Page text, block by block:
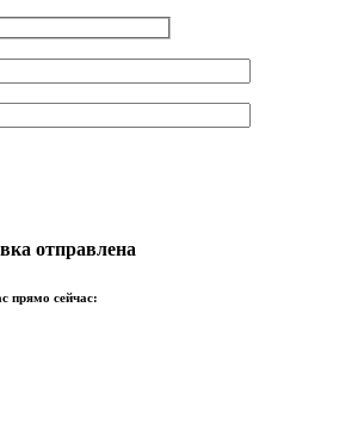
отправлена
прямо сейчас: